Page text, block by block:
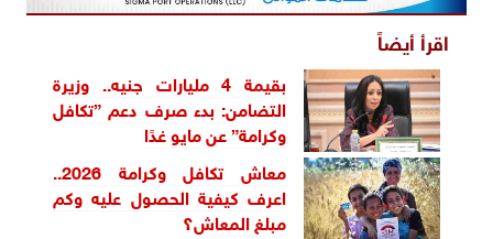
اقرأ أيضاً
بقيمة 4 مليارات جنيه.. وزيرة
التضامن: بدء صرف دعم ”تكافل
وكرامة” عن مايو غدًا
معاش تكافل وكرامة 2026..
اعرف كيفية الحصول عليه وكم
مبلغ المعاش؟